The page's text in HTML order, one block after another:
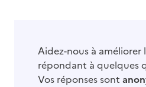
Aidez-nous à améliorer
répondant à quelques
Vos réponses sont